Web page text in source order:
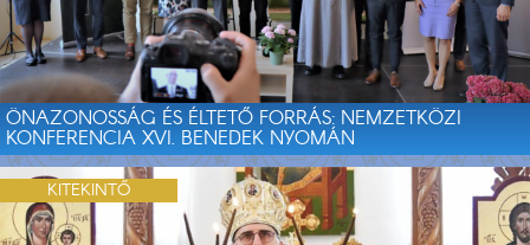
ÖNAZONOSSÁG ÉS ÉLTETŐ FORRÁS: NEMZETKÖZI
KONFERENCIA XVI. BENEDEK NYOMÁN
KITEKINTŐ